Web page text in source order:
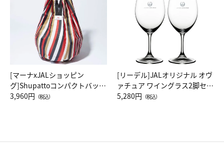
[マーナxJALショッピン
グ]Shupattoコンパクトバッグ
Drop JAL客室乗務員（LC）ス
3,960円 （税込）
[リーデル]JALオリジナル オヴ
ァチュア ワイングラス2脚セッ
ト（レッドワイン）
5,280円 （税込）